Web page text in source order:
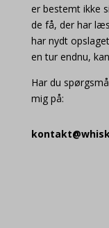
er bestemt ikke
de få, der har
har nydt
en tur endnu,
Har du
mig på: